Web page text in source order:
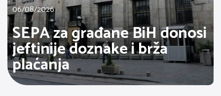
06/08/2026
SEPA za građane BiH donosi
jeftinije doznake i brža
plaćanja